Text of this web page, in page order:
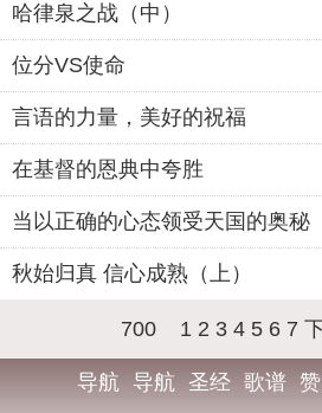
哈律泉之战（中）
位分VS使命
言语的力量，美好的祝福
在基督的恩典中夸胜
当以正确的心态领受天国的奥秘
秋始归真 信心成熟（上）
700 1 2 3 4 5 6 7
导航 导航 圣经 歌谱